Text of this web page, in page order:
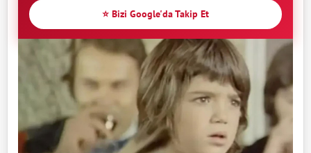
⭐ Bizi Google'da Takip Et